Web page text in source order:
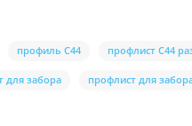
профиль С44 профлист С44
для забора профлист для